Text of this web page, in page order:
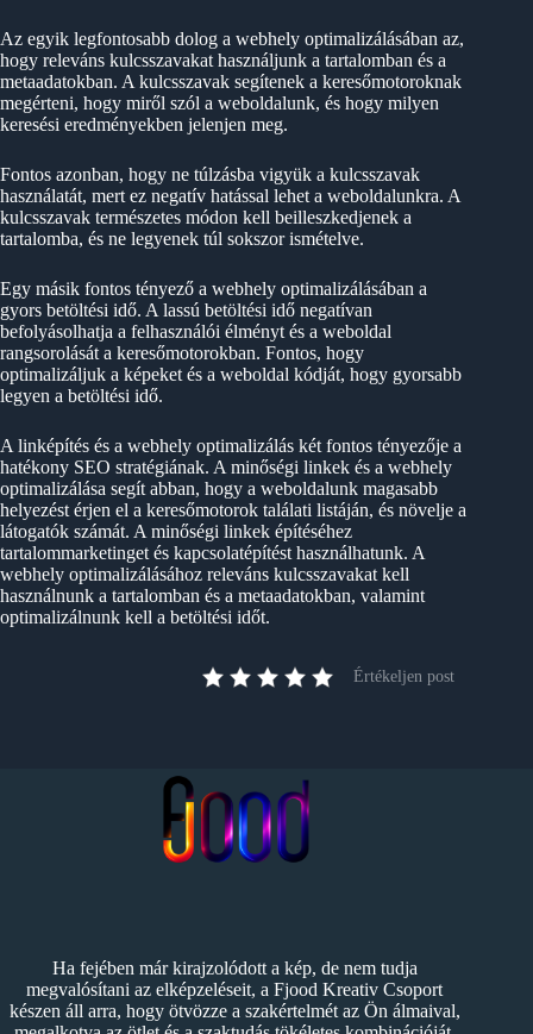
Az egyik legfontosabb dolog a webhely optimalizálásában az,
hogy releváns kulcsszavakat használjunk a tartalomban és a
metaadatokban. A kulcsszavak segítenek a keresőmotoroknak
megérteni, hogy miről szól a weboldalunk, és hogy milyen
keresési eredményekben jelenjen meg.
Fontos azonban, hogy ne túlzásba vigyük a kulcsszavak
használatát, mert ez negatív hatással lehet a weboldalunkra. A
kulcsszavak természetes módon kell beilleszkedjenek a
tartalomba, és ne legyenek túl sokszor ismételve.
Egy másik fontos tényező a webhely optimalizálásában a
gyors betöltési idő. A lassú betöltési idő negatívan
befolyásolhatja a felhasználói élményt és a weboldal
rangsorolását a keresőmotorokban. Fontos, hogy
optimalizáljuk a képeket és a weboldal kódját, hogy gyorsabb
legyen a betöltési idő.
A linképítés és a webhely optimalizálás két fontos tényezője a
hatékony SEO stratégiának. A minőségi linkek és a webhely
optimalizálása segít abban, hogy a weboldalunk magasabb
helyezést érjen el a keresőmotorok találati listáján, és növelje a
látogatók számát. A minőségi linkek építéséhez
tartalommarketinget és kapcsolatépítést használhatunk. A
webhely optimalizálásához releváns kulcsszavakat kell
használnunk a tartalomban és a metaadatokban, valamint
optimalizálnunk kell a betöltési időt.
Értékeljen post
Ha fejében már kirajzolódott a kép, de nem tudja
megvalósítani az elképzeléseit, a Fjood Kreativ Csoport
készen áll arra, hogy ötvözze a szakértelmét az Ön álmaival,